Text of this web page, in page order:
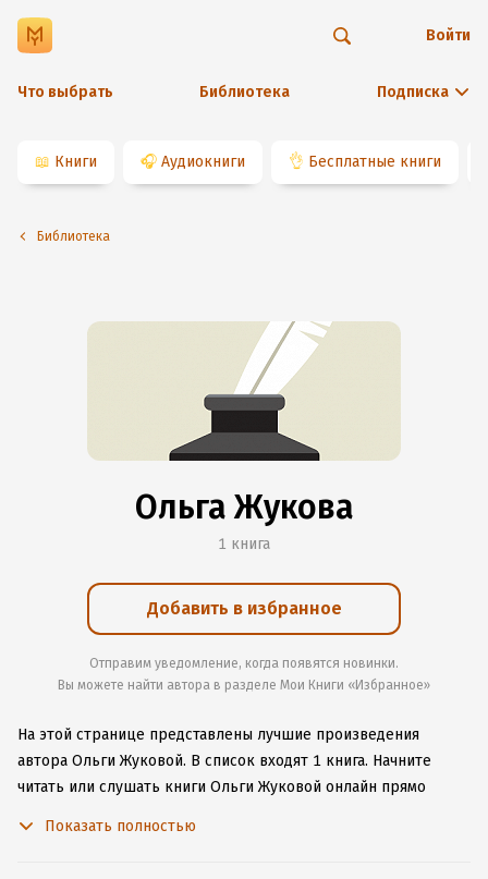
Что выбрать Библиотека Подписка
Войти
📖 Книги 🎧 Аудиокниги 👌 Бесплатные книги
Библиотека
Ольга Жукова
1 книга
Добавить в избранное
Отправим уведомление, когда появятся новинки.
Вы можете найти автора в разделе Мои Книги «Избранное»
На этой странице представлены лучшие произведения
автора Ольги Жуковой. В список входят 1 книга. Начните
читать или слушать книги Ольги Жуковой онлайн прямо
Показать полностью